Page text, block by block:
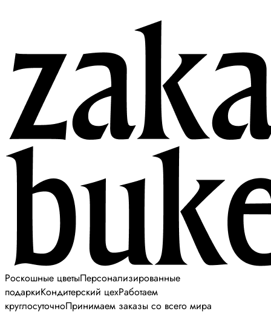
Роскошные цветыПерсонализированные
подаркиКондитерский цехРаботаем
круглосуточноПринимаем заказы со всего мира